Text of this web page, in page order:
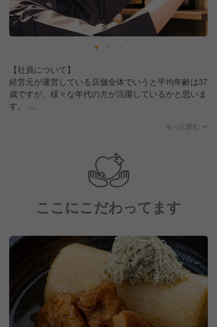
【社員について】
経営元が運営している店舗全体でいうと平均年齢は37
歳ですが、様々な年代の方が活躍しているかと思いま
す。
経験の方も活躍しているところが特徴の一つです。
一人ひとり自分らしく、自由に、やりがいを感じて働
ける雰囲気づくりを心がけています。
チームワークを意識し、"しあわせ"を追求すること
で、自分自身ではなく一緒に働く仲間にも、そしてお
客様にも"しあわせ"が広がっていくと考えています。
もっと読む
ここにこだわってます